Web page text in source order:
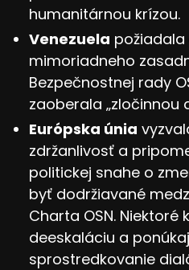
humanitárnou krízou.
Venezuela
mimoriadneho
Bezpečnostnej rady
zaoberala „zločinnou
Európska únia
zdržanlivosť a
politickej snahe o
byť dodržiavané
Charta OSN. Niektoré
deeskaláciu a
sprostredkovanie